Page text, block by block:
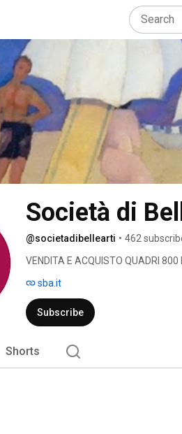
Società di
@societadibellearti • 462
VENDITA E ACQUISTO QUADRI 800
sba.it
Subscribe
Shorts